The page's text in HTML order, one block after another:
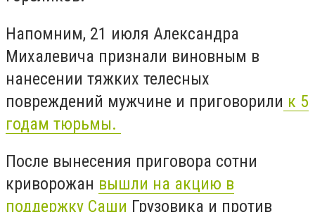
Напомним, 21 июля Александра
Михалевича признали виновным в
нанесении тяжких телесных
повреждений мужчине и приговорили к 5
годам тюрьмы.
После вынесения приговора сотни
криворожан вышли на акцию в
поддержку Саши Грузовика и против